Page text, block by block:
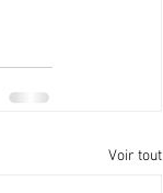
Voir tout